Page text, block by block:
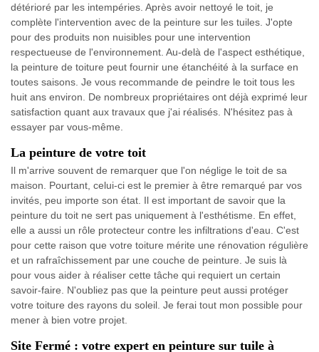
détérioré par les intempéries. Après avoir nettoyé le toit, je
complète l'intervention avec de la peinture sur les tuiles. J'opte
pour des produits non nuisibles pour une intervention
respectueuse de l'environnement. Au-delà de l'aspect esthétique,
la peinture de toiture peut fournir une étanchéité à la surface en
toutes saisons. Je vous recommande de peindre le toit tous les
huit ans environ. De nombreux propriétaires ont déjà exprimé leur
satisfaction quant aux travaux que j'ai réalisés. N'hésitez pas à
essayer par vous-même.
La peinture de votre toit
Il m'arrive souvent de remarquer que l'on néglige le toit de sa
maison. Pourtant, celui-ci est le premier à être remarqué par vos
invités, peu importe son état. Il est important de savoir que la
peinture du toit ne sert pas uniquement à l'esthétisme. En effet,
elle a aussi un rôle protecteur contre les infiltrations d'eau. C'est
pour cette raison que votre toiture mérite une rénovation régulière
et un rafraîchissement par une couche de peinture. Je suis là
pour vous aider à réaliser cette tâche qui requiert un certain
savoir-faire. N'oubliez pas que la peinture peut aussi protéger
votre toiture des rayons du soleil. Je ferai tout mon possible pour
mener à bien votre projet.
Site Fermé : votre expert en peinture sur tuile à